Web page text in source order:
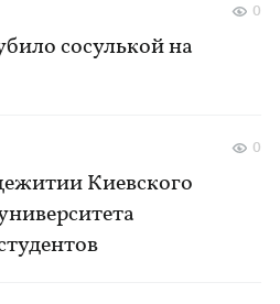
сосулькой на
0
Киевского
0